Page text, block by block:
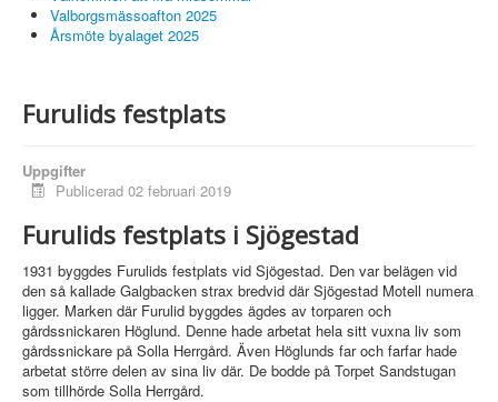
Anslagstavlan
Grannsamverkan
Sjögestadbladet
Valborgsmässoafton 2025
Årsmöte byalaget 2025
Furulids festplats
Uppgifter
Publicerad 02 februari 2019
Furulids festplats i Sjögestad
1931 byggdes Furulids festplats vid Sjögestad. Den var belägen vid
den så kallade Galgbacken strax bredvid där Sjögestad Motell numera
ligger. Marken där Furulid byggdes ägdes av torparen och
gårdssnickaren Höglund. Denne hade arbetat hela sitt vuxna liv som
gårdssnickare på Solla Herrgård. Även Höglunds far och farfar hade
arbetat större delen av sina liv där. De bodde på Torpet Sandstugan
som tillhörde Solla Herrgård.